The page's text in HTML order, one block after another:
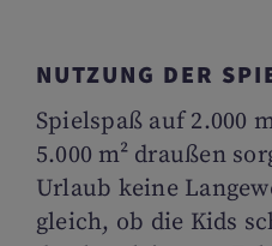
NUTZUNG DER
Spielspaß auf 2.000
5.000 m² draußen
Urlaub keine
gleich, ob die Kids